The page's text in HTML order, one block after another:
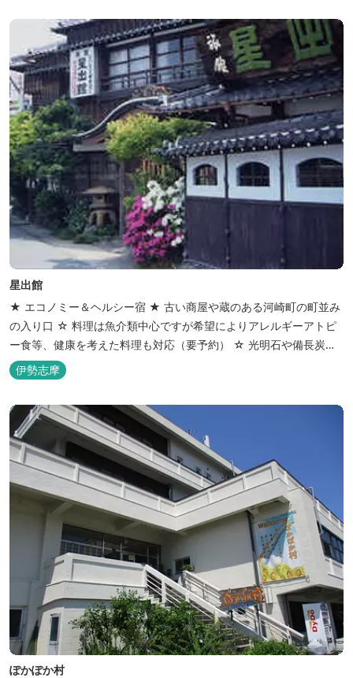
ー･焚火等をする際は、 直火にならないように焚火台･コンロ等を
星出館
★ エコノミー＆ヘルシー宿 ★ 古い商屋や蔵のある河崎町の町並み
の入り口 ☆ 料理は魚介類中心ですが希望によりアレルギーアトピ
ー食等、健康を考えた料理も対応（要予約） ☆ 光明石や備長炭を
設置した青森ヒバと信楽焼のお風呂で心身のリフレッシュを！
【Japanese Inn Group 会員です】
伊勢志摩
ぽかぽか村